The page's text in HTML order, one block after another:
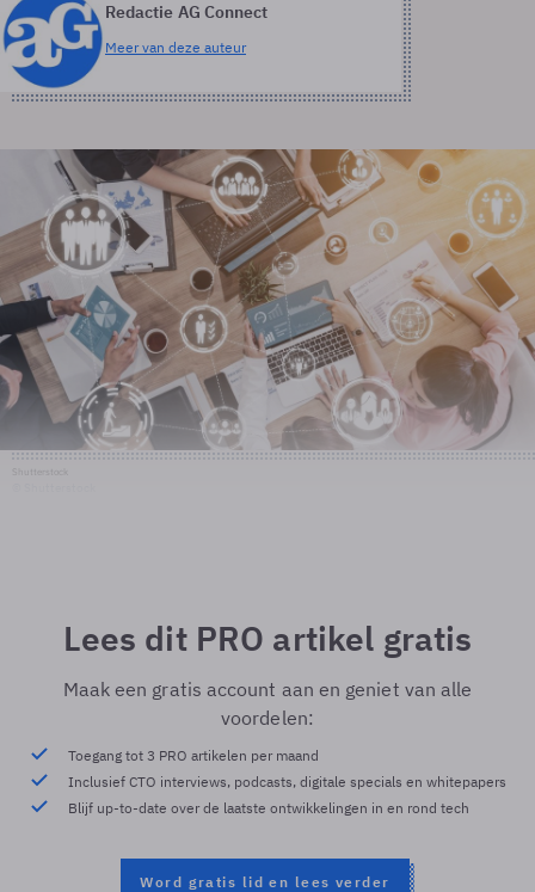
Redactie AG Connect
Meer van deze auteur
Lees dit PRO artikel gratis
Maak een gratis account aan en geniet van alle
voordelen:
Toegang tot 3 PRO artikelen per maand
Inclusief CTO interviews, podcasts, digitale specials en whitepapers
Blijf up-to-date over de laatste ontwikkelingen in en rond tech
Word gratis lid en lees verder